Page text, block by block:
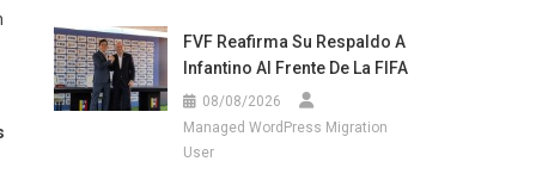
FVF Reafirma Su Respaldo A
Infantino Al Frente De La FIFA
08/08/2026
Managed WordPress Migration
User